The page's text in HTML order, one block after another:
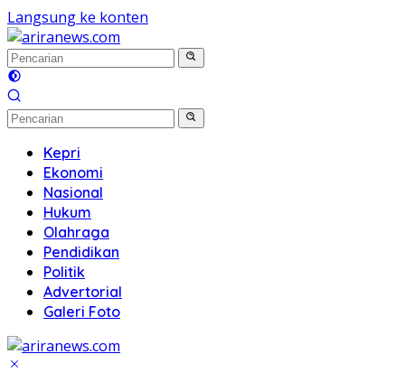
Langsung ke konten
Kepri
Ekonomi
Nasional
Hukum
Olahraga
Pendidikan
Politik
Advertorial
Galeri Foto